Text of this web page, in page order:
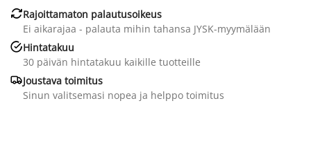
Rajoittamaton palautusoikeus
Ei aikarajaa - palauta mihin tahansa JYSK-myymälään
Hintatakuu
30 päivän hintatakuu kaikille tuotteille
Joustava toimitus
Sinun valitsemasi nopea ja helppo toimitus